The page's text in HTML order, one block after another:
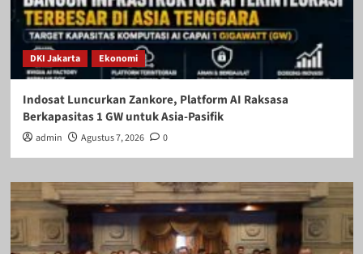
DKI Jakarta Ekonomi
Indosat Luncurkan Zankore, Platform AI Raksasa
Berkapasitas 1 GW untuk Asia-Pasifik
admin Agustus 7, 2026 0